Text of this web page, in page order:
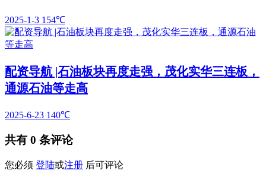
2025-1-3 154℃
配资导航 |石油板块再度走强，茂化实华三连板，
通源石油等走高
2025-6-23 140℃
共有 0 条评论
您必须 登陆或注册 后可评论